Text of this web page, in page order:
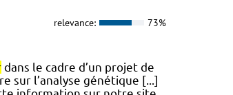
relevance: 73%
dans le cadre d’un projet de
sur l’analyse génétique [...]